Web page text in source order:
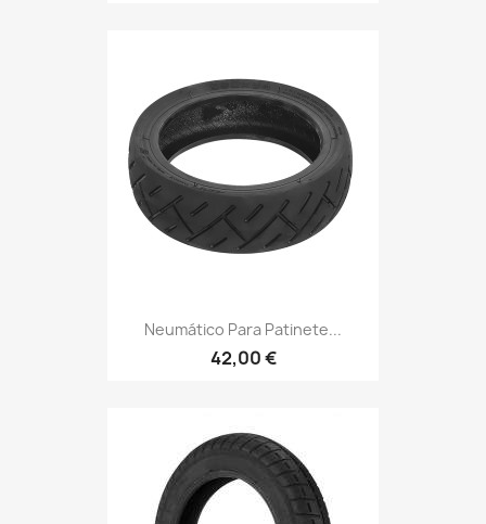
Neumático Para Patinete...
42,00 €